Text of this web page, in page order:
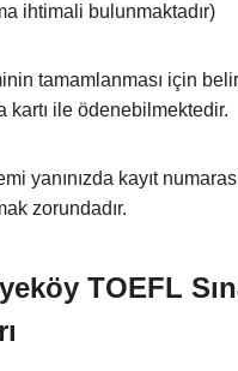
ihtimali bulunmaktadır)
tamamlanması için
kartı ile ödenebilmektedir.
yanınızda kayıt
zorundadır.
TOEFL